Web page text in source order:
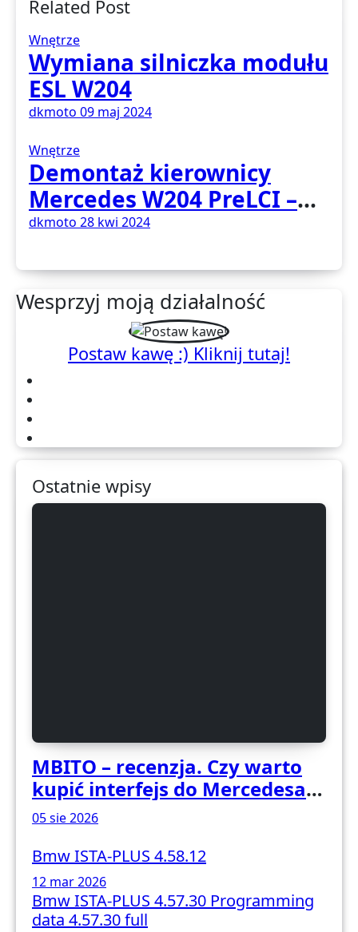
Related Post
Wnętrze
Wymiana silniczka modułu
ESL W204
dkmoto 09 maj 2024
Wnętrze
Demontaż kierownicy
Mercedes W204 PreLCI –
poradnik
dkmoto 28 kwi 2024
Wesprzyj moją działalność
Postaw kawę :) Kliknij tutaj!
Ostatnie wpisy
MBITO – recenzja. Czy warto
kupić interfejs do Mercedesa?
Test, opinia i możliwości
05 sie 2026
Bmw ISTA-PLUS 4.58.12
12 mar 2026
Bmw ISTA-PLUS 4.57.30 Programming
data 4.57.30 full